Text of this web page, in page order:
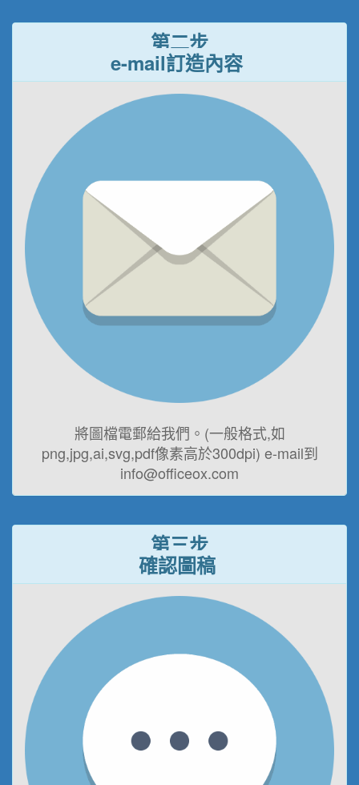
第二步
e-mail訂造內容
將圖檔電郵給我們。(一般格式,如
png,jpg,ai,svg,pdf像素高於300dpi) e-mail到
info@officeox.com
第三步
確認圖稿